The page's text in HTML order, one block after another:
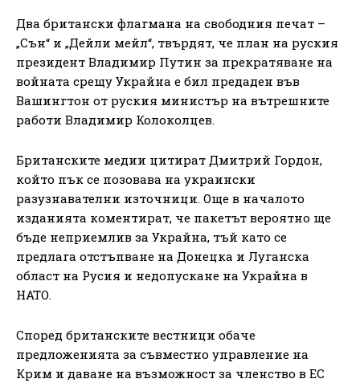
Два британски флагмана на свободния печат –
„Сън“ и „Дейли мейл“, твърдят, че план на руския
президент Владимир Путин за прекратяване на
войната срещу Украйна е бил предаден във
Вашингтон от руския министър на вътрешните
работи Владимир Колоколцев.
Британските медии цитират Дмитрий Гордон,
който пък се позовава на украински
разузнавателни източници. Още в началото
изданията коментират, че пакетът вероятно ще
бъде неприемлив за Украйна, тъй като се
предлага отстъпване на Донецка и Луганска
област на Русия и недопускане на Украйна в
НАТО.
Според британските вестници обаче
предложенията за съвместно управление на
Крим и даване на възможност за членство в ЕС